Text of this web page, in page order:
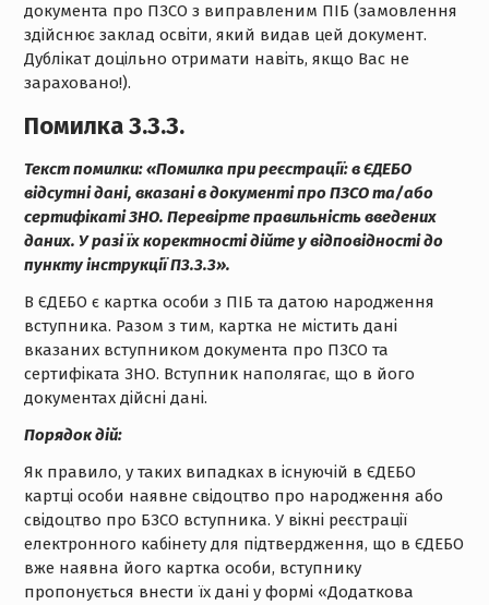
документа про ПЗСО з виправленим ПІБ (замовлення
здійснює заклад освіти, який видав цей документ.
Дублікат доцільно отримати навіть, якщо Вас не
зараховано!).
Помилка 3.3.3.
Текст помилки:«Помилка при реєстрації: в ЄДЕБО
відсутні дані, вказані в документі про ПЗСО та/або
сертифікаті ЗНО. Перевірте правильність введених
даних. У разі їх коректності дійте у відповідності до
пункту інструкції П3.3.3».
В ЄДЕБО є картка особи з ПІБ та датою народження
вступника. Разом з тим, картка не містить дані
вказаних вступником документа про ПЗСО та
сертифіката ЗНО. Вступник наполягає, що в його
документах дійсні дані.
Порядок дій:
Як правило, у таких випадках в існуючій в ЄДЕБО
картці особи наявне свідоцтво про народження або
свідоцтво про БЗСО вступника. У вікні реєстрації
електронного кабінету для підтвердження, що в ЄДЕБО
вже наявна його картка особи, вступнику
пропонується внести їх дані у формі «Додаткова